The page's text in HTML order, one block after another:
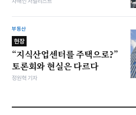
부동산
현장
“지식산업센터를 주택으로?”
토론회와 현실은 다르다
정원혁 기자